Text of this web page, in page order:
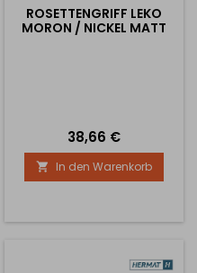
ROSETTENGRIFF LEKO
MORON / NICKEL MATT
Preis
38,66 €
 In den Warenkorb